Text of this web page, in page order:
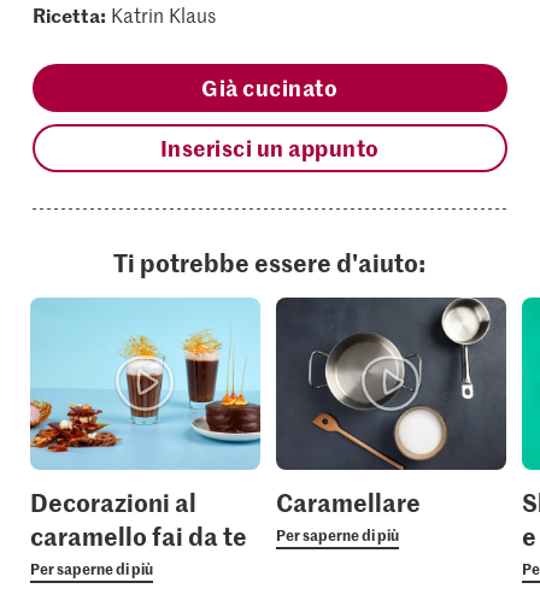
Ricetta: Katrin Klaus
Già cucinato
Inserisci un appunto
Ti potrebbe essere d'aiuto:
Decorazioni al
caramello fai da te
Per saperne di più
Caramellare
Per saperne di più